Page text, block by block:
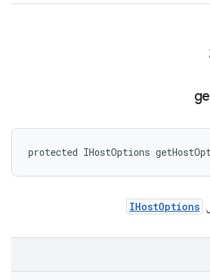
protected IHostOptions
IHostOptions